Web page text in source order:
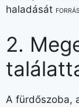
haladását
2.
A fürdőszoba,